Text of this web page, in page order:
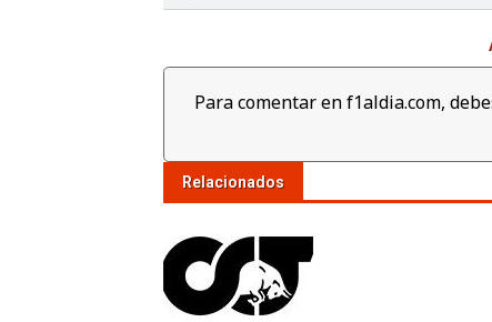
Para comentar en f1aldia.com,
Relacionados